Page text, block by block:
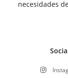
necesidades